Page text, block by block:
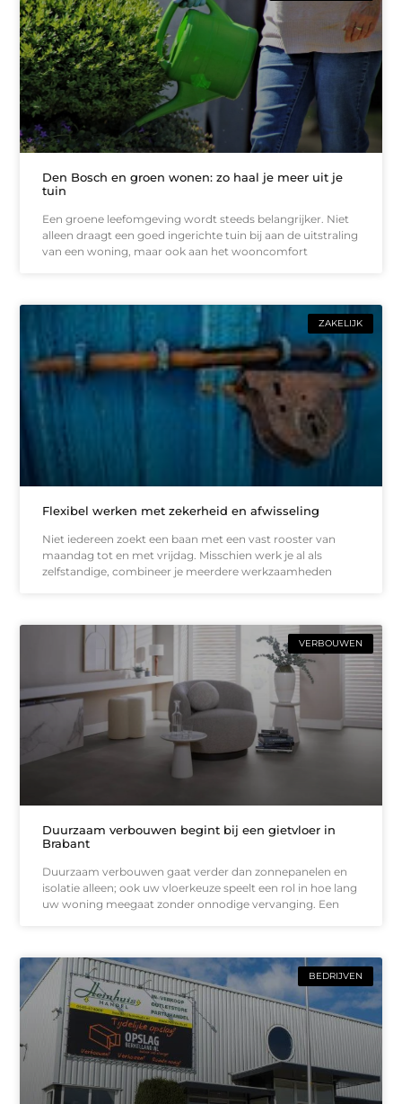
Den Bosch en groen wonen: zo haal je meer uit je
tuin
Een groene leefomgeving wordt steeds belangrijker. Niet
alleen draagt een goed ingerichte tuin bij aan de uitstraling
van een woning, maar ook aan het wooncomfort
ZAKELIJK
Flexibel werken met zekerheid en afwisseling
Niet iedereen zoekt een baan met een vast rooster van
maandag tot en met vrijdag. Misschien werk je al als
zelfstandige, combineer je meerdere werkzaamheden
VERBOUWEN
Duurzaam verbouwen begint bij een gietvloer in
Brabant
Duurzaam verbouwen gaat verder dan zonnepanelen en
isolatie alleen; ook uw vloerkeuze speelt een rol in hoe lang
uw woning meegaat zonder onnodige vervanging. Een
BEDRIJVEN